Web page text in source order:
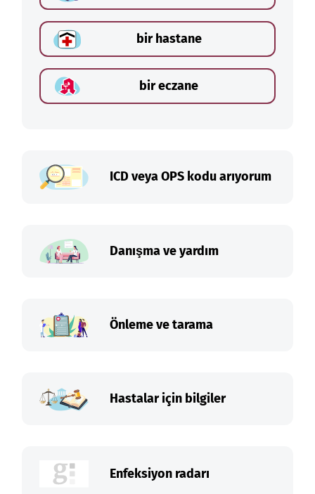
bir hastane
bir eczane
ICD veya OPS kodu arıyorum
Danışma ve yardım
Önleme ve tarama
Hastalar için bilgiler
Enfeksiyon radarı